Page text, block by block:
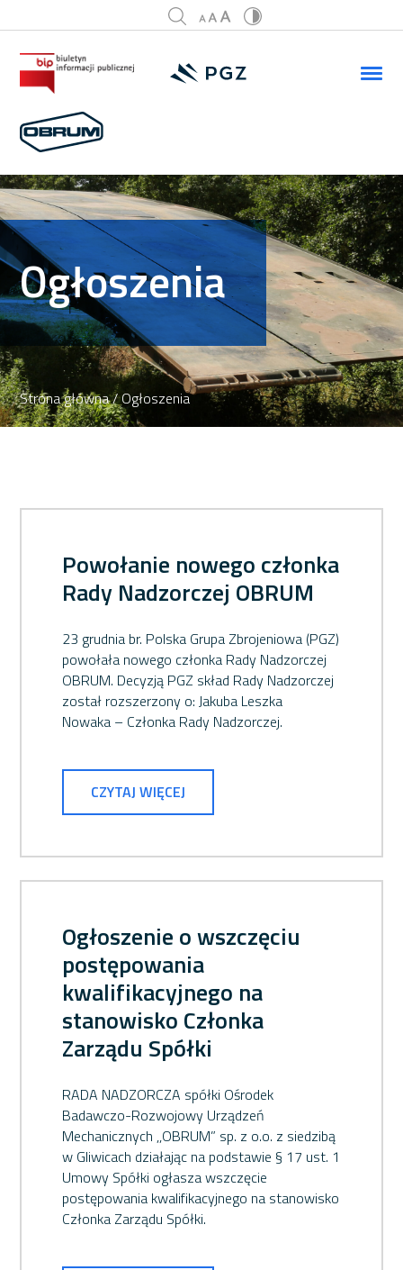
Ogłoszenia
Strona główna/ Ogłoszenia
Powołanie nowego członka
Rady Nadzorczej OBRUM
23 grudnia br. Polska Grupa Zbrojeniowa (PGZ)
powołała nowego członka Rady Nadzorczej
OBRUM. Decyzją PGZ skład Rady Nadzorczej
został rozszerzony o: Jakuba Leszka
Nowaka – Członka Rady Nadzorczej.
CZYTAJ WIĘCEJ
Ogłoszenie o wszczęciu
postępowania
kwalifikacyjnego na
stanowisko Członka
Zarządu Spółki
RADA NADZORCZA spółki Ośrodek
Badawczo-Rozwojowy Urządzeń
Mechanicznych ,,OBRUM” sp. z o.o. z siedzibą
w Gliwicach działając na podstawie § 17 ust. 1
Umowy Spółki ogłasza wszczęcie
postępowania kwalifikacyjnego na stanowisko
Członka Zarządu Spółki.